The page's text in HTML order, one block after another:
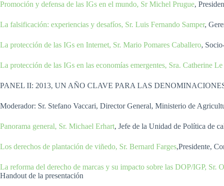
Promoción y defensa de las IGs en el mundo, Sr Michel Prugue,
La falsificación: experiencias y desafíos, Sr. Luis Fernando Samper,
La protección de las IGs en Internet, Sr. Mario Pomares Caballero,
La protección de las IGs en las economías emergentes, Sra. Catherine Le
PANEL II: 2013, UN AÑO CLAVE PARA LAS
Moderador: Sr. Stefano Vaccari, Director General, Ministerio de
Panorama general, Sr. Michael Erhart, Jefe de la Unidad de Política de
Los derechos de plantación de viñedo, Sr. Bernard Farges,Presidente,
La reforma del derecho de marcas y su impacto sobre las DOP/IGP, Sr.
Handout de la presentación